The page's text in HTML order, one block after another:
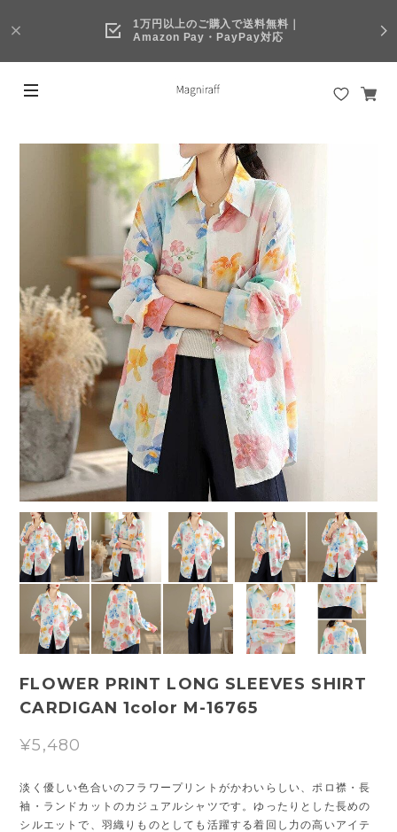
1万円以上のご購入で送料無料｜
Amazon Pay・PayPay対応
FLOWER PRINT LONG SLEEVES SHIRT
CARDIGAN 1color M-16765
¥5,480
淡く優しい色合いのフラワープリントがかわいらしい、ポロ襟・長
袖・ランドカットのカジュアルシャツです。ゆったりとした長めの
シルエットで、羽織りものとしても活躍する着回し力の高いアイテ